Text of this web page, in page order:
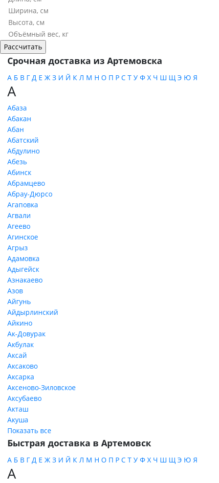
Срочная доставка из Артемовска
А Б В Г Д Е Ж З И Й К Л М Н О П Р С Т У Ф Х Ч Ш Щ Э Ю Я
А
Абаза
Абакан
Абан
Абатский
Абдулино
Абезь
Абинск
Абрамцево
Абрау-Дюрсо
Агаповка
Агвали
Агеево
Агинское
Агрыз
Адамовка
Адыгейск
Азнакаево
Азов
Айгунь
Айдырлинский
Айкино
Ак-Довурак
Акбулак
Аксай
Аксаково
Аксарка
Аксеново-Зиловское
Аксубаево
Акташ
Акуша
Показать все
Быстрая доставка в Артемовск
А Б В Г Д Е Ж З И Й К Л М Н О П Р С Т У Ф Х Ч Ш Щ Э Ю Я
А